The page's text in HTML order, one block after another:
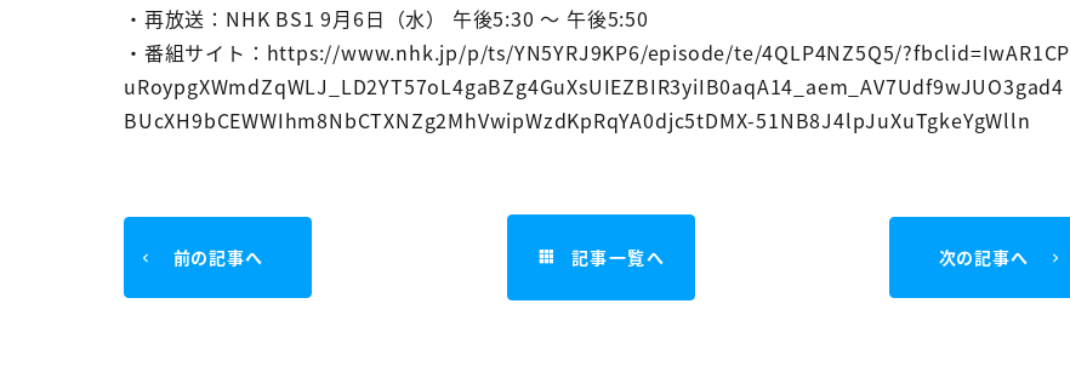
・再放送：NHK BS1 9月6日（水） 午後5:30 〜 午後5:50
・番組サイト：https://www.nhk.jp/p/ts/YN5YRJ9KP6/episode/te/4QLP4NZ5Q5/?fbclid=IwAR1CP
uRoypgXWmdZqWLJ_LD2YT57oL4gaBZg4GuXsUIEZBIR3yiIB0aqA14_aem_AV7Udf9wJUO3gad4
BUcXH9bCEWWIhm8NbCTXNZg2MhVwipWzdKpRqYA0djc5tDMX-51NB8J4lpJuXuTgkeYgWlln
前の記事へ 記事一覧へ 次の記事へ